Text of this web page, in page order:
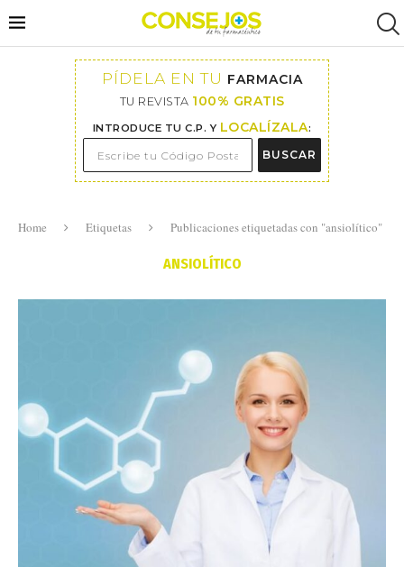
PÍDELA EN TU FARMACIA
TU REVISTA 100% GRATIS
INTRODUCE TU C.P. Y LOCALÍZALA:
BUSCAR
Home Etiquetas Publicaciones etiquetadas con "ansiolítico"
ANSIOLÍTICO